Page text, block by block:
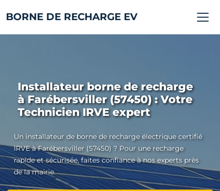
BORNE DE RECHARGE EV
Installateur borne de recharge
à Farébersviller (57450) : Votre
Technicien IRVE expert
Un installateur de borne de recharge électrique certifié
IRVE à Farébersviller (57450) ? Pour une recharge
rapide et sécurisée, faites confiance à nos experts près
de la mairie.